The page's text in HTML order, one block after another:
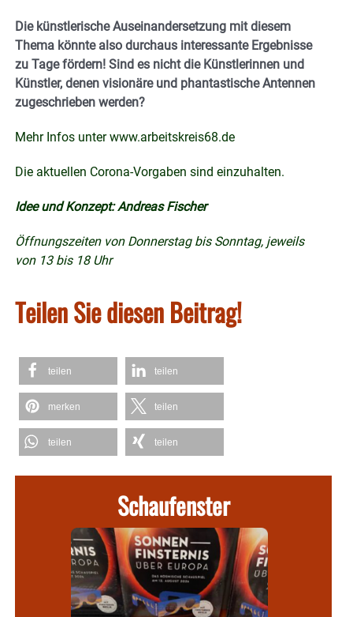
Die künstlerische Auseinandersetzung mit diesem
Thema könnte also durchaus interessante Ergebnisse
zu Tage fördern! Sind es nicht die Künstlerinnen und
Künstler, denen visionäre und phantastische Antennen
zugeschrieben werden?
Mehr Infos unterwww.arbeitskreis68.de
Die aktuellen Corona-Vorgaben sind einzuhalten.
Idee und Konzept: Andreas Fischer
Öffnungszeiten von Donnerstag bis Sonntag, jeweils
von 13 bis 18 Uhr
Teilen Sie diesen Beitrag!
teilen teilen
merken teilen
teilen teilen
Schaufenster